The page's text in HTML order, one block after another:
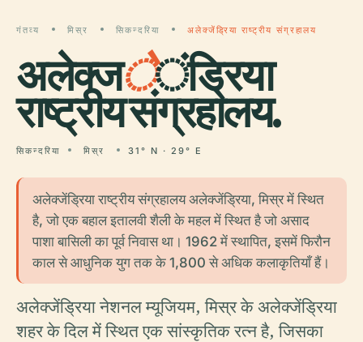
गंतव्य मिस्र सिकन्दरिया अलेक्जेंड्रिया राष्ट्रीय संग्रहालय
अलेक्जेंड्रिया
राष्ट्रीय संग्रहालय.
सिकन्दरिया मिस्र 31° N · 29° E
अलेक्जेंड्रिया राष्ट्रीय संग्रहालय अलेक्जेंड्रिया, मिस्र में स्थित
है, जो एक बहाल इतालवी शैली के महल में स्थित है जो असाद
पाशा बासिली का पूर्व निवास था। 1962 में स्थापित, इसमें फिरौन
काल से आधुनिक युग तक के 1,800 से अधिक कलाकृतियाँ हैं।
अलेक्जेंड्रिया नेशनल म्यूजियम, मिस्र के अलेक्जेंड्रिया
शहर के दिल में स्थित एक सांस्कृतिक रत्न है, जिसका